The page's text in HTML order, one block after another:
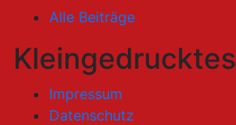
Alle Beiträge
Kleingedrucktes
Impressum
Datenschutz